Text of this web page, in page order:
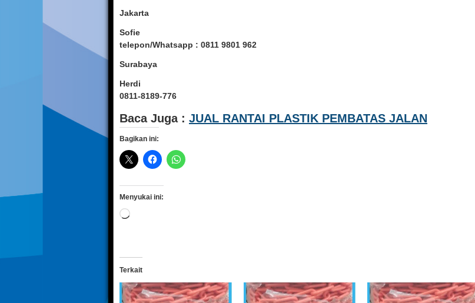
Jakarta
Sofie
telepon/Whatsapp : 0811 9801 962
Surabaya
Herdi
0811-8189-776
Baca Juga : JUAL RANTAI PLASTIK PEMBATAS JALAN
Bagikan ini:
Menyukai ini:
Memuat...
Terkait